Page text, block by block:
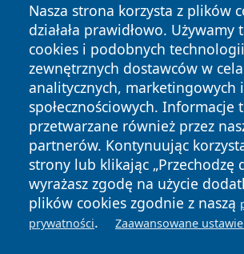
Nasza strona korzysta z plików
działała prawidłowo. Używamy
cookies i podobnych
zewnętrznych dostawców w
analitycznych, marketingowych i
społecznościowych. Informacje
przetwarzane również przez
partnerów. Kontynuując
strony lub klikając „Przechodzę
wyrażasz zgodę na użycie
plików cookies zgodnie z naszą
prywatności. Zaawansowane
Copyright © 2026 informacjelodzkie.pl
zastrzeżone.
News Autorzy
Polityka
Prywatności